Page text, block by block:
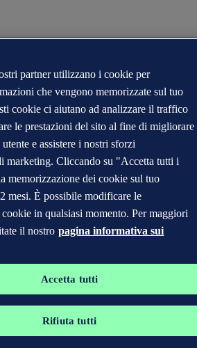
partner utilizzano i cookie per
che vengono memorizzate sul tuo
cookie ci aiutano ad analizzare il traffico
le prestazioni del sito al fine di migliorare
e assistere i nostri sforzi
marketing. Cliccando su "Accetta tutti i
memorizzazione dei cookie sul tuo
mesi. È possibile modificare le
in qualsiasi momento. Per maggiori
il nostro pagina informativa sui
Accetta tutti
Rifiuta tutti